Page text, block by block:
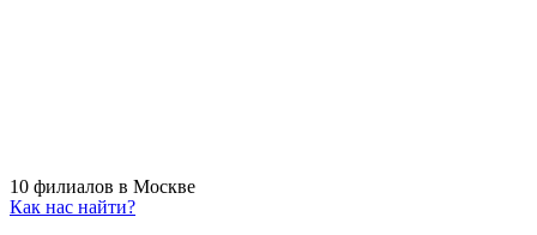
10 филиалов в Москве
Как нас найти?